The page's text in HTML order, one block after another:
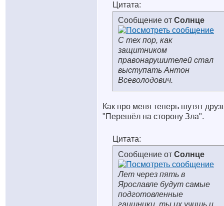
Цитата:
Сообщение от Солнце
С тех пор, как
защитником
правонарушителей стал
выступать Антон
Всеволодович.
Как про меня теперь шутят
"Перешёл на сторону Зла".
Цитата:
Сообщение от Солнце
Лет через пять в
Ярославле будут самые
подготовленные
гаишники, ты их учишь и